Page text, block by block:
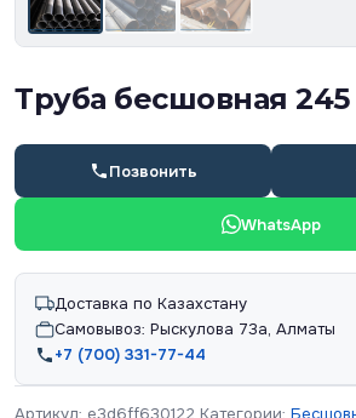
Труба бесшовная 245
Позвонить
WhatsApp
Доставка по Казахстану
Самовывоз: Рыскулова 73а, Алматы
+7 (700) 331-77-44